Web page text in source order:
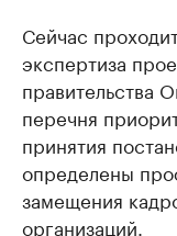
Сейчас
экспертиза
правительства
перечня
принятия
определены
замещения
организаций.